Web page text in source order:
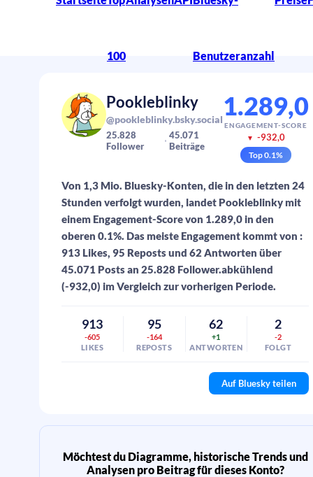
100 Benutzeranzahl
Pookleblinky
@pookleblinky.bsky.social
25.828
Follower
45.071
Beiträge
1.289,0
ENGAGEMENT-SCORE
▼ -932,0
Top0.1%
Von 1,3 Mio. Bluesky-Konten, die in den letzten 24
Stunden verfolgt wurden, landet Pookleblinky mit
einem Engagement-Score von 1.289,0 in den
oberen 0.1%. Das meiste Engagement kommt von :
913 Likes, 95 Reposts und 62 Antworten über
45.071 Posts an 25.828 Follower.abkühlend
(-932,0) im Vergleich zur vorherigen Periode.
913
-605
LIKES
95
-164
REPOSTS
62
+1
ANTWORTEN
2
-2
FOLGT
Auf Bluesky teilen
Möchtest du Diagramme, historische Trends und
Analysen pro Beitrag für dieses Konto?